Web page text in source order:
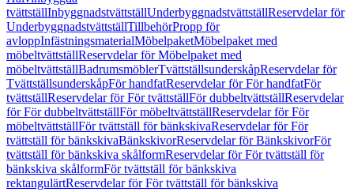
tvättställInbyggnadstvättställUnderbyggnadstvättställReservdelar för
UnderbyggnadstvättställTillbehörPropp för
avloppInfästningsmaterialMöbelpaketMöbelpaket med
möbeltvättställReservdelar för Möbelpaket med
möbeltvättställBadrumsmöblerTvättställsunderskåpReservdelar för
TvättställsunderskåpFör handfatReservdelar för För handfatFör
tvättställReservdelar för För tvättställFör dubbeltvättställReservdelar
för För dubbeltvättställFör möbeltvättställReservdelar för För
möbeltvättställFör tvättställ för bänkskivaReservdelar för För
tvättställ för bänkskivaBänkskivorReservdelar för BänkskivorFör
tvättställ för bänkskiva skålformReservdelar för För tvättställ för
bänkskiva skålformFör tvättställ för bänkskiva
rektangulärtReservdelar för För tvättställ för bänkskiva